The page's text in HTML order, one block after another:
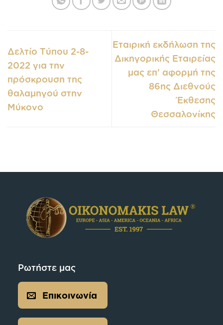
Δελτίο Τύπου 2-8-
2022 για την
πρόσκρουση της
θαλαμηγού στην
Μύκονο
Εταιρική εκδήλωση της
Δικηγορικής Εταιρείας
μας επ’ αφορμή της
86ης Διεθνούς
Έκθεσης
Θεσσαλονίκης
Ρωτήστε μας
Επικοινωνία